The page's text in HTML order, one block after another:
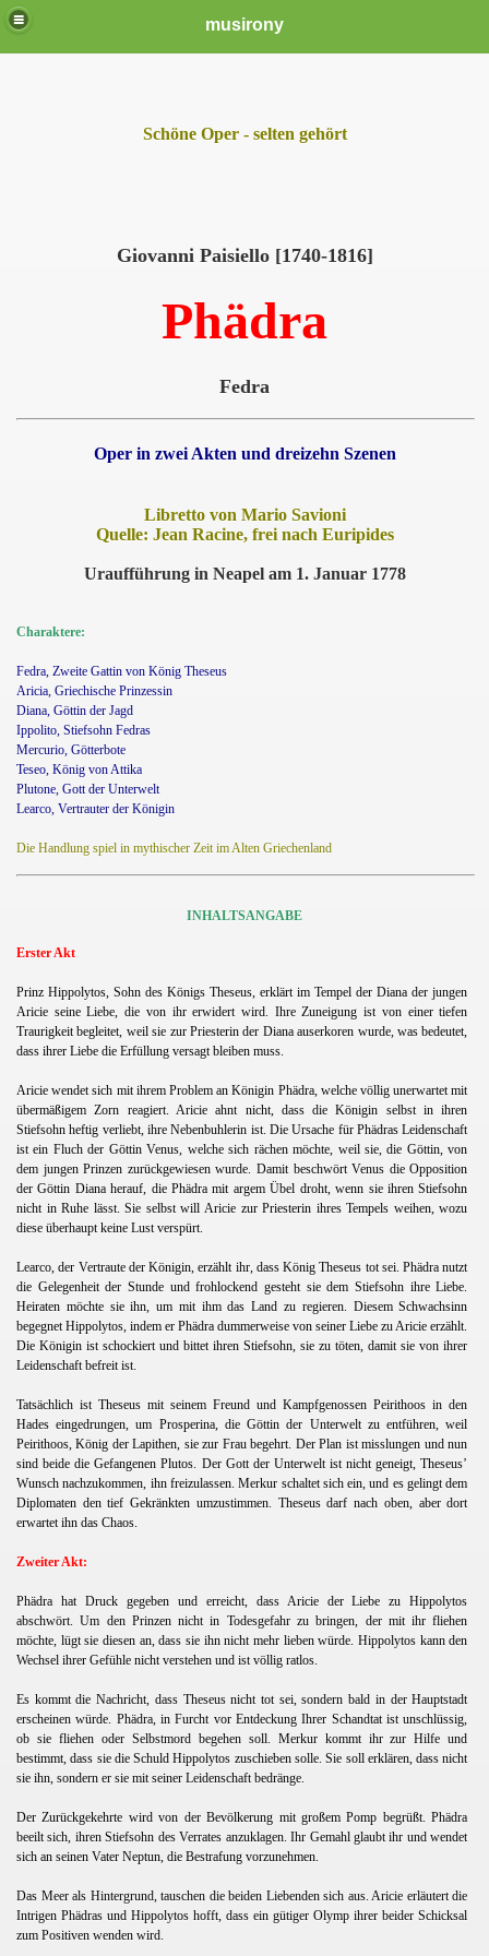
musirony
Schöne Oper - selten gehört
Giovanni Paisiello [1740-1816]
Phädra
Fedra
Oper in zwei Akten und dreizehn Szenen
Libretto von Mario Savioni
Quelle: Jean Racine, frei nach Euripides
Uraufführung in Neapel am 1. Januar 1778
Charaktere:
Fedra, Zweite Gattin von König Theseus
Aricia, Griechische Prinzessin
Diana, Göttin der Jagd
Ippolito, Stiefsohn Fedras
Mercurio, Götterbote
Teseo, König von Attika
Plutone, Gott der Unterwelt
Learco, Vertrauter der Königin
Die Handlung spiel in mythischer Zeit im Alten Griechenland
INHALTSANGABE
Erster Akt
Prinz Hippolytos, Sohn des Königs Theseus, erklärt im Tempel der Diana der jungen
Aricie seine Liebe, die von ihr erwidert wird. Ihre Zuneigung ist von einer tiefen
Traurigkeit begleitet, weil sie zur Priesterin der Diana auserkoren wurde, was bedeutet,
dass ihrer Liebe die Erfüllung versagt bleiben muss.
Aricie wendet sich mit ihrem Problem an Königin Phädra, welche völlig unerwartet mit
übermäßigem Zorn reagiert. Aricie ahnt nicht, dass die Königin selbst in ihren
Stiefsohn heftig verliebt, ihre Nebenbuhlerin ist. Die Ursache für Phädras Leidenschaft
ist ein Fluch der Göttin Venus, welche sich rächen möchte, weil sie, die Göttin, von
dem jungen Prinzen zurückgewiesen wurde. Damit beschwört Venus die Opposition
der Göttin Diana herauf, die Phädra mit argem Übel droht, wenn sie ihren Stiefsohn
nicht in Ruhe lässt. Sie selbst will Aricie zur Priesterin ihres Tempels weihen, wozu
diese überhaupt keine Lust verspürt.
Learco, der Vertraute der Königin, erzählt ihr, dass König Theseus tot sei. Phädra nutzt
die Gelegenheit der Stunde und frohlockend gesteht sie dem Stiefsohn ihre Liebe.
Heiraten möchte sie ihn, um mit ihm das Land zu regieren. Diesem Schwachsinn
begegnet Hippolytos, indem er Phädra dummerweise von seiner Liebe zu Aricie erzählt.
Die Königin ist schockiert und bittet ihren Stiefsohn, sie zu töten, damit sie von ihrer
Leidenschaft befreit ist.
Tatsächlich ist Theseus mit seinem Freund und Kampfgenossen Peirithoos in den
Hades eingedrungen, um Prosperina, die Göttin der Unterwelt zu entführen, weil
Peirithoos, König der Lapithen, sie zur Frau begehrt. Der Plan ist misslungen und nun
sind beide die Gefangenen Plutos. Der Gott der Unterwelt ist nicht geneigt, Theseus’
Wunsch nachzukommen, ihn freizulassen. Merkur schaltet sich ein, und es gelingt dem
Diplomaten den tief Gekränkten umzustimmen. Theseus darf nach oben, aber dort
erwartet ihn das Chaos.
Zweiter Akt:
Phädra hat Druck gegeben und erreicht, dass Aricie der Liebe zu Hippolytos
abschwört. Um den Prinzen nicht in Todesgefahr zu bringen, der mit ihr fliehen
möchte, lügt sie diesen an, dass sie ihn nicht mehr lieben würde. Hippolytos kann den
Wechsel ihrer Gefühle nicht verstehen und ist völlig ratlos.
Es kommt die Nachricht, dass Theseus nicht tot sei, sondern bald in der Hauptstadt
erscheinen würde. Phädra, in Furcht vor Entdeckung Ihrer Schandtat ist unschlüssig,
ob sie fliehen oder Selbstmord begehen soll. Merkur kommt ihr zur Hilfe und
bestimmt, dass sie die Schuld Hippolytos zuschieben solle. Sie soll erklären, dass nicht
sie ihn, sondern er sie mit seiner Leidenschaft bedränge.
Der Zurückgekehrte wird von der Bevölkerung mit großem Pomp begrüßt. Phädra
beeilt sich, ihren Stiefsohn des Verrates anzuklagen. Ihr Gemahl glaubt ihr und wendet
sich an seinen Vater Neptun, die Bestrafung vorzunehmen.
Das Meer als Hintergrund, tauschen die beiden Liebenden sich aus. Aricie erläutert die
Intrigen Phädras und Hippolytos hofft, dass ein gütiger Olymp ihrer beider Schicksal
zum Positiven wenden wird.